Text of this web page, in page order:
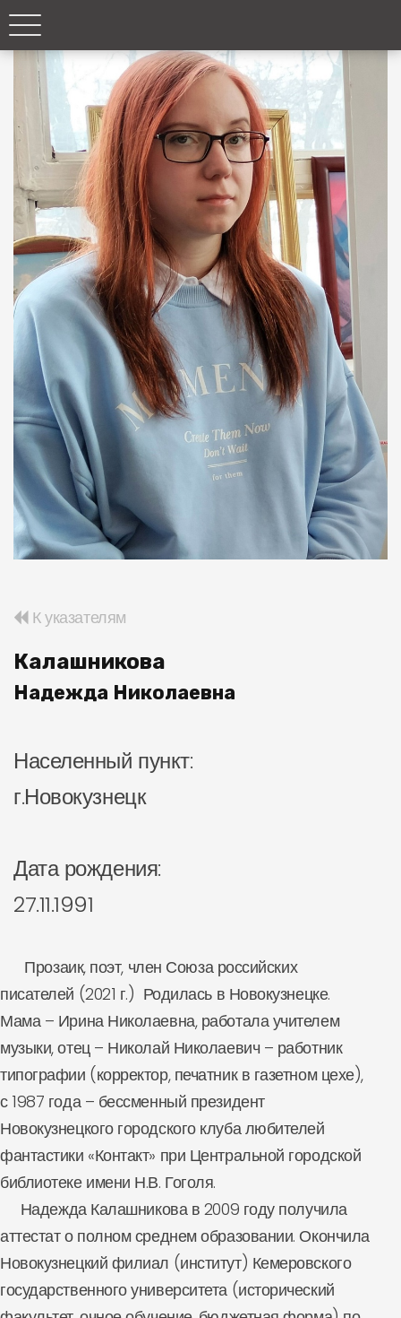
К указателям
Калашникова
Надежда Николаевна
Населенный пункт:
г.Новокузнецк
Дата рождения:
27.11.1991
Прозаик, поэт, член Союза российских
писателей (2021 г.) Родилась в Новокузнецке.
Мама – Ирина Николаевна, работала учителем
музыки, отец – Николай Николаевич – работник
типографии (корректор, печатник в газетном цехе),
с 1987 года – бессменный президент
Новокузнецкого городского клуба любителей
фантастики «Контакт» при Центральной городской
библиотеке имени Н.В. Гоголя.
Надежда Калашникова в 2009 году получила
аттестат о полном среднем образовании. Окончила
Новокузнецкий филиал (институт) Кемеровского
государственного университета (исторический